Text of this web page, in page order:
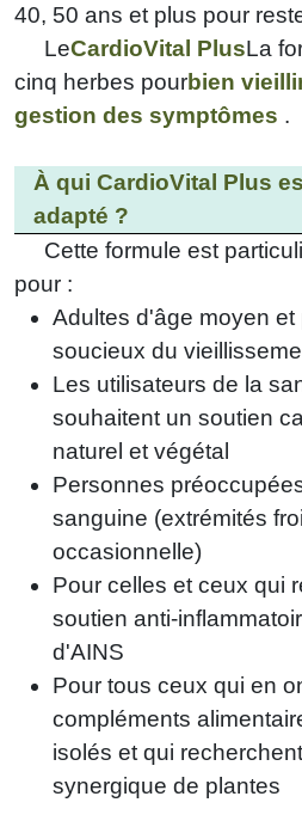
40, 50 ans et plus pour
LeCardioVital PlusLa
cinq herbes pourbien
gestion des symptômes .
À qui CardioVital Plus
adapté ?
Cette formule est
pour :
Adultes d'âge moyen
soucieux du
Les utilisateurs de la
souhaitent un soutien
naturel et végétal
Personnes
sanguine (extrémités
occasionnelle)
Pour celles et ceux qui
soutien anti-
d'AINS
Pour tous ceux qui en
compléments
isolés et qui
synergique de plantes